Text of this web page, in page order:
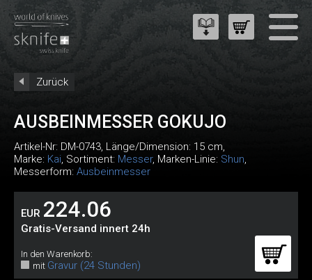
Zurück
AUSBEINMESSER GOKUJO
Artikel-Nr: DM-0743, Länge/Dimension: 15 cm,
Marke: Kai, Sortiment: Messer, Marken-Linie: Shun,
Messerform: Ausbeinmesser
EUR 224.06
Gratis-Versand innert 24h
In den Warenkorb:
mit Gravur (24 Stunden)